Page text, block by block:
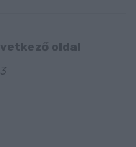
oldal